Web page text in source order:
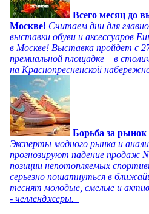
Всего месяц до
Москве! Считаем дни для
выставки обуви и аксессуаров
в Москве! Выставка пройдет с
премиальной площадке – в
на Краснопресненской
Борьба за рынок
Эксперты модного рынка и
прогнозируют падение продаж
позиции непотопляемых
серьезно пошатнуться в
теснят молодые, смелые и
- челленджеры.